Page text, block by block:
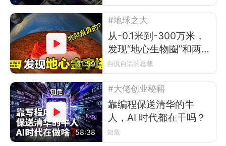
31:59
#地球之大
从-0.1米到-300万米，
发现“地心生物圈”和两
座“地心金字塔”
自说自话的总裁
58:38
#大佬创业秘籍
靠编程保送清华的牛
人，AI 时代都在干吗？
知危